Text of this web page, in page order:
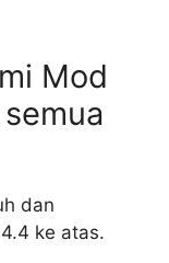
Mod
dan
ke atas.